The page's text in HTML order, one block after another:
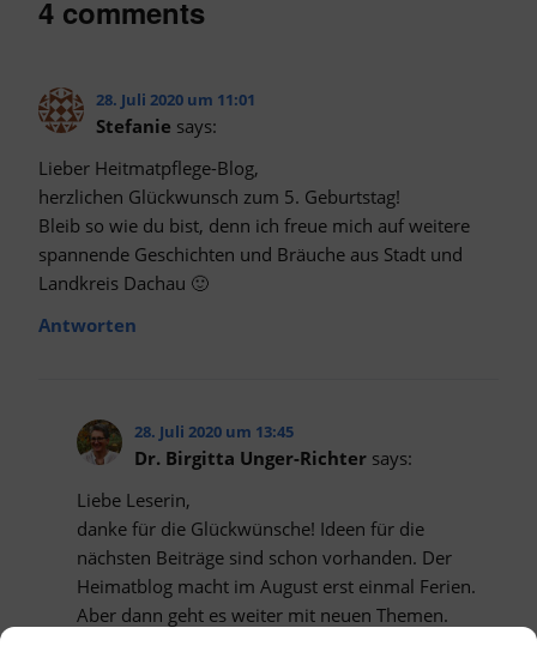
4 comments
28. Juli 2020 um 11:01
Stefanie says:
Lieber Heitmatpflege-Blog,
herzlichen Glückwunsch zum 5. Geburtstag!
Bleib so wie du bist, denn ich freue mich auf weitere
spannende Geschichten und Bräuche aus Stadt und
Landkreis Dachau 🙂
Antworten
28. Juli 2020 um 13:45
Dr. Birgitta Unger-Richter says:
Liebe Leserin,
danke für die Glückwünsche! Ideen für die
nächsten Beiträge sind schon vorhanden. Der
Heimatblog macht im August erst einmal Ferien.
Aber dann geht es weiter mit neuen Themen.